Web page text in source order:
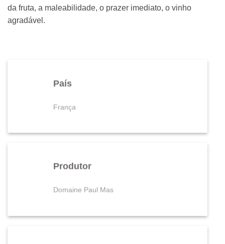
da fruta, a maleabilidade, o prazer imediato, o vinho
agradável.
País
França
Produtor
Domaine Paul Mas